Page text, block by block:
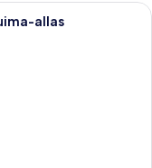
uima-allasalue, jossa on
allas